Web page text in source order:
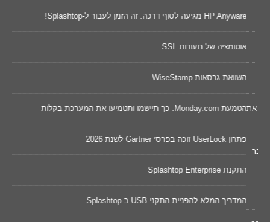
HP Anyware מגיעה לסוף דרכה. זה הזמן לעבור ל-Splashtop!
אוטומציה של תעודות SSL
השוואת גרסאות WiseStamp
הטמעת Monday.com: כך תיישמו ותטמיעו את המערכת בקלות
פתרון UserLock זוכה בפרסי Gartner לשנת 2026
התקנת Splashtop Enterprise
המדריך המלא להפניית התקני USB ב-Splashtop